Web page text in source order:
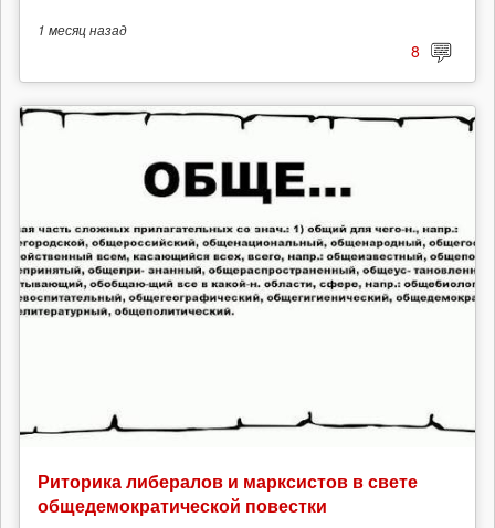
1 месяцназад
8
Риторика либералов и марксистов в свете
общедемократической повестки